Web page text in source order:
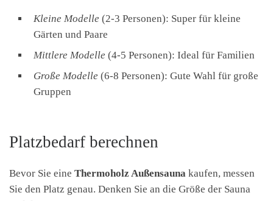
Kleine Modelle (2-3 Personen): Super für kleine
Gärten und Paare
Mittlere Modelle (4-5 Personen): Ideal für Familien
Große Modelle (6-8 Personen): Gute Wahl für große
Gruppen
Platzbedarf berechnen
Bevor Sie eine Thermoholz Außensauna kaufen, messen
Sie den Platz genau. Denken Sie an die Größe der Sauna